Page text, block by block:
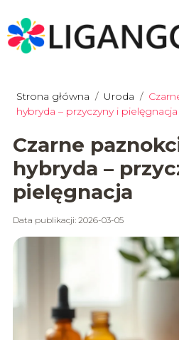
Strona główna / Uroda /
hybryda – przyczyny i pielęgnacja
Czarne
hybryda –
pielęgnacja
Data publikacji: 2026-03-05